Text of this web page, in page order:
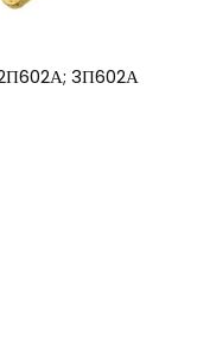
3П602А